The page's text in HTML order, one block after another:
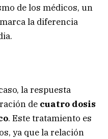
de los médicos, un
la diferencia
la respuesta
de cuatro dosis
. Este tratamiento es
ya que la relación